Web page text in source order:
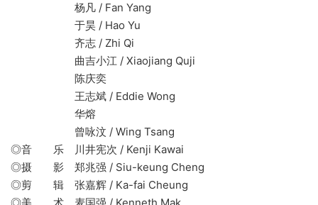
杨凡 / Fan Yang
于昊 / Hao Yu
齐志 / Zhi Qi
曲吉小江 / Xiaojiang Quji
陈庆奕
王志斌 / Eddie Wong
华熔
曾咏汶 / Wing Tsang
◎音 乐 川井宪次 / Kenji Kawai
◎摄 影 郑兆强 / Siu-keung Cheng
◎剪 辑 张嘉辉 / Ka-fai Cheung